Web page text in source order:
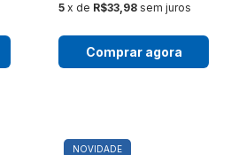
5 x de R$33,98 sem juros
Comprar agora
NOVIDADE